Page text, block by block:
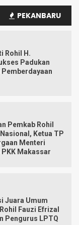
PEKANBARU
Rohil H.
Padukan
Pemberdayaan
Pemkab Rohil
Ketua TP
Menteri
PKK Makassar
Juara Umum
Fauzi Efrizal
Pengurus LPTQ